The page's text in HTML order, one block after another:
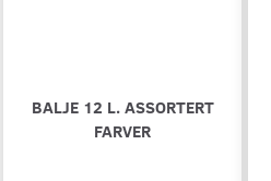
BALJE 12 L. ASSORTERT
FARVER